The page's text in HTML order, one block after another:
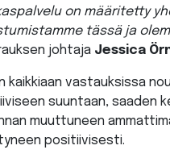
on määritetty
tässä ja
johtaja Jessica
kaikkiaan vastauksissa
suuntaan, saaden
muuttuneen
positiivisesti.